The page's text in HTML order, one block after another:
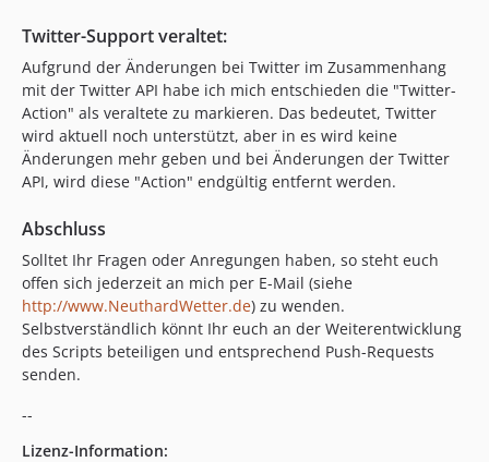
Twitter-Support veraltet:
Aufgrund der Änderungen bei Twitter im Zusammenhang
mit der Twitter API habe ich mich entschieden die "Twitter-
Action" als veraltete zu markieren. Das bedeutet, Twitter
wird aktuell noch unterstützt, aber in es wird keine
Änderungen mehr geben und bei Änderungen der Twitter
API, wird diese "Action" endgültig entfernt werden.
Abschluss
Solltet Ihr Fragen oder Anregungen haben, so steht euch
offen sich jederzeit an mich per E-Mail (siehe
http://www.NeuthardWetter.de) zu wenden.
Selbstverständlich könnt Ihr euch an der Weiterentwicklung
des Scripts beteiligen und entsprechend Push-Requests
senden.
--
Lizenz-Information: